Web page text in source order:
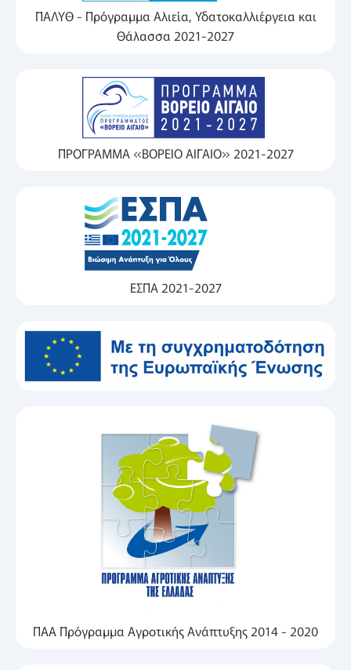
ΠΑΛΥΘ - Πρόγραμμα Αλιεία, Υδατοκαλλιέργεια και
Θάλασσα 2021-2027
ΠΡΟΓΡΑΜΜΑ «ΒΟΡΕΙΟ ΑΙΓΑΙΟ» 2021-2027
ΕΣΠΑ 2021-2027
ΠΑΑ Πρόγραμμα Αγροτικής Ανάπτυξης 2014 - 2020